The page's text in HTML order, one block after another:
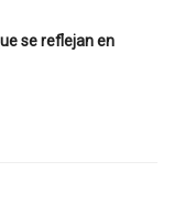
se reflejan en